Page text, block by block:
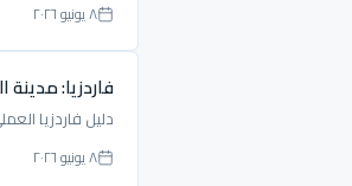
٨ يونيو ٢٠٢٦
فاردزيا:
دليل فاردزيا
٨ يونيو ٢٠٢٦